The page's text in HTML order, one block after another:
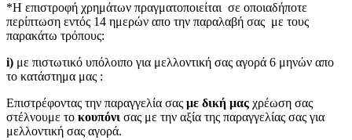
*Η επιστροφή χρημάτων πραγματοποιείται σε οποιαδήποτε
περίπτωση εντός 14 ημερών απο την παραλαβή σας με τους
παρακάτω τρόπους:
i) με πιστωτικό υπόλοιπο για μελλοντική σας αγορά 6 μηνών απο
το κατάστημα μας :
Επιστρέφοντας την παραγγελία σας με δική μας χρέωση σας
στέλνουμε το κουπόνι σας με την αξία της παραγγελίας σας για
μελλοντική σας αγορά.